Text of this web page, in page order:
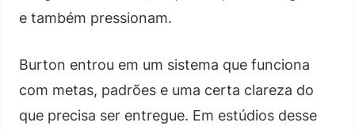
e também pressionam.
Burton entrou em um sistema que funciona
com metas, padrões e uma certa clareza do
que precisa ser entregue. Em estúdios desse